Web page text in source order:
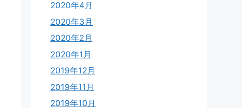
2020年4月
2020年3月
2020年2月
2020年1月
2019年12月
2019年11月
2019年10月